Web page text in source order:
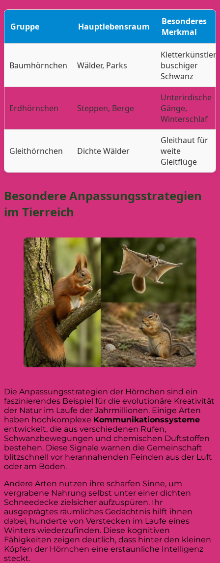
Gruppe Hauptlebensraum
Besonderes
Merkmal
Baumhörnchen Wälder, Parks
Kletterkünstler,
buschiger
Schwanz
Erdhörnchen Steppen, Berge
Unterirdische
Gänge,
Winterschlaf
Gleithörnchen Dichte Wälder
Gleithaut für
weite
Gleitflüge
Besondere Anpassungsstrategien
im Tierreich
Die Anpassungsstrategien der Hörnchen sind ein
faszinierendes Beispiel für die evolutionäre Kreativität
der Natur im Laufe der Jahrmillionen. Einige Arten
haben hochkomplexe Kommunikationssysteme
entwickelt, die aus verschiedenen Rufen,
Schwanzbewegungen und chemischen Duftstoffen
bestehen. Diese Signale warnen die Gemeinschaft
blitzschnell vor herannahenden Feinden aus der Luft
oder am Boden.
Andere Arten nutzen ihre scharfen Sinne, um
vergrabene Nahrung selbst unter einer dichten
Schneedecke zielsicher aufzuspüren. Ihr
ausgeprägtes räumliches Gedächtnis hilft ihnen
dabei, hunderte von Verstecken im Laufe eines
Winters wiederzufinden. Diese kognitiven
Fähigkeiten zeigen deutlich, dass hinter den kleinen
Köpfen der Hörnchen eine erstaunliche Intelligenz
steckt.